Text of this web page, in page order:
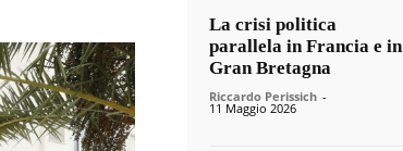
La crisi politica
parallela in Francia e in
Gran Bretagna
Riccardo Perissich -
11 Maggio 2026